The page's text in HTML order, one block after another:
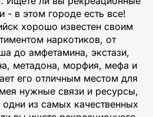
- в этом городе есть все!
хорошо известен своим
наркотиков, от
до амфетамина, экстази,
метадона, морфия, мефа и
его отличным местом для
нужные связи и ресурсы,
из самых качественных